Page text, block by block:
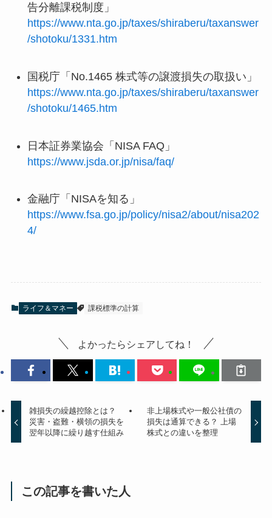
告分離課税制度」
https://www.nta.go.jp/taxes/shiraberu/taxanswer
/shotoku/1331.htm
国税庁「No.1465 株式等の譲渡損失の取扱い」
https://www.nta.go.jp/taxes/shiraberu/taxanswer
/shotoku/1465.htm
日本証券業協会「NISA FAQ」
https://www.jsda.or.jp/nisa/faq/
金融庁「NISAを知る」
https://www.fsa.go.jp/policy/nisa2/about/nisa202
4/
ライフ＆マネー 課税標準の計算
よかったらシェアしてね！
雑損失の繰越控除とは？
災害・盗難・横領の損失を
翌年以降に繰り越す仕組み
非上場株式や一般公社債の
損失は通算できる？ 上場
株式との違いを整理
この記事を書いた人